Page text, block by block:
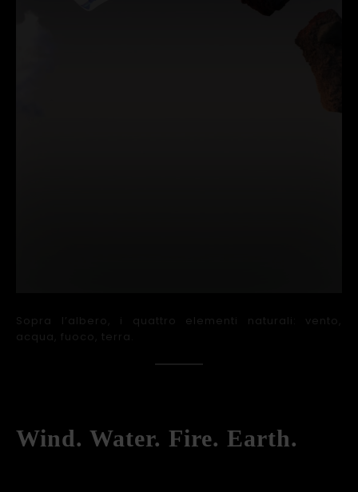
Sopra l’albero, i quattro elementi naturali: vento,
acqua, fuoco, terra.
Wind. Water. Fire. Earth.